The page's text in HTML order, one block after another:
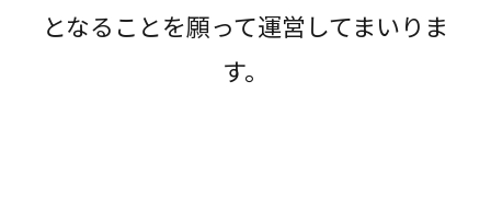
となることを願って運営してまいりま
す。